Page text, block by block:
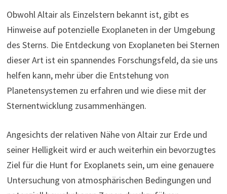
Obwohl Altair als Einzelstern bekannt ist, gibt es
Hinweise auf potenzielle Exoplaneten in der Umgebung
des Sterns. Die Entdeckung von Exoplaneten bei Sternen
dieser Art ist ein spannendes Forschungsfeld, da sie uns
helfen kann, mehr über die Entstehung von
Planetensystemen zu erfahren und wie diese mit der
Sternentwicklung zusammenhängen.
Angesichts der relativen Nähe von Altair zur Erde und
seiner Helligkeit wird er auch weiterhin ein bevorzugtes
Ziel für die Hunt for Exoplanets sein, um eine genauere
Untersuchung von atmosphärischen Bedingungen und